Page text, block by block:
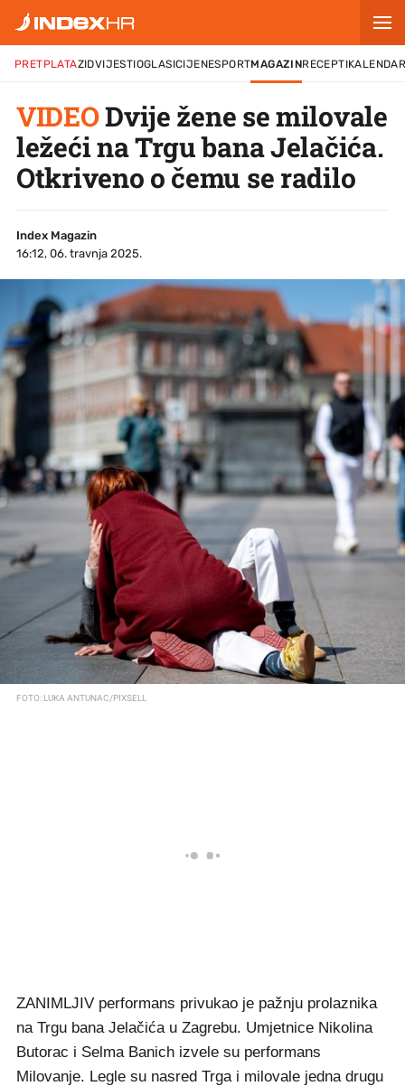
PRETPLATAZIDVIJESTIOGLASICIJENESPORTMAGAZINRECEPTI
VIDEODvije žene se milovale
ležeći na Trgu bana Jelačića.
Otkriveno o čemu se radilo
Index Magazin
16:12, 06. travnja 2025.
FOTO: LUKA ANTUNAC/PIXSELL
ZANIMLJIV performans privukao je pažnju prolaznika
na Trgu bana Jelačića u Zagrebu. Umjetnice Nikolina
Butorac i Selma Banich izvele su performans
Milovanje. Legle su nasred Trga i milovale jedna drugu